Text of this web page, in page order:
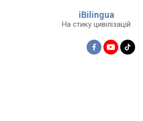
iBilingua
На стику цивілізацій